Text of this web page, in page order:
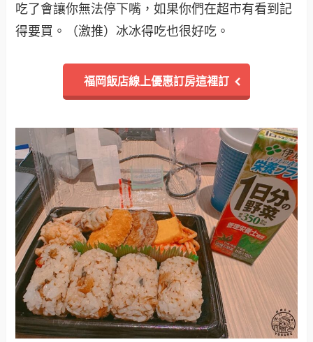
吃了會讓你無法停下嘴，如果你們在超市有看到記
得要買。（激推）冰冰得吃也很好吃。
福岡飯店線上優惠訂房這裡訂